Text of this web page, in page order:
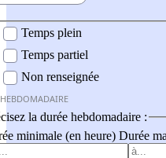
Temps plein
Temps partiel
Non renseignée
la durée hebdomadaire :
minimale (en heure) Durée